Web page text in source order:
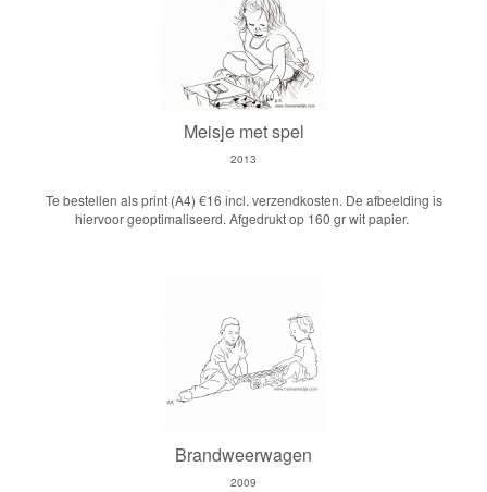
Meisje met spel
2013
Te bestellen als print (A4) €16 incl. verzendkosten. De afbeelding is
hiervoor geoptimaliseerd. Afgedrukt op 160 gr wit papier.
Brandweerwagen
2009